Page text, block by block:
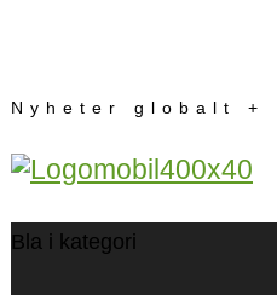
Nyheter globalt +
Bla i kategori